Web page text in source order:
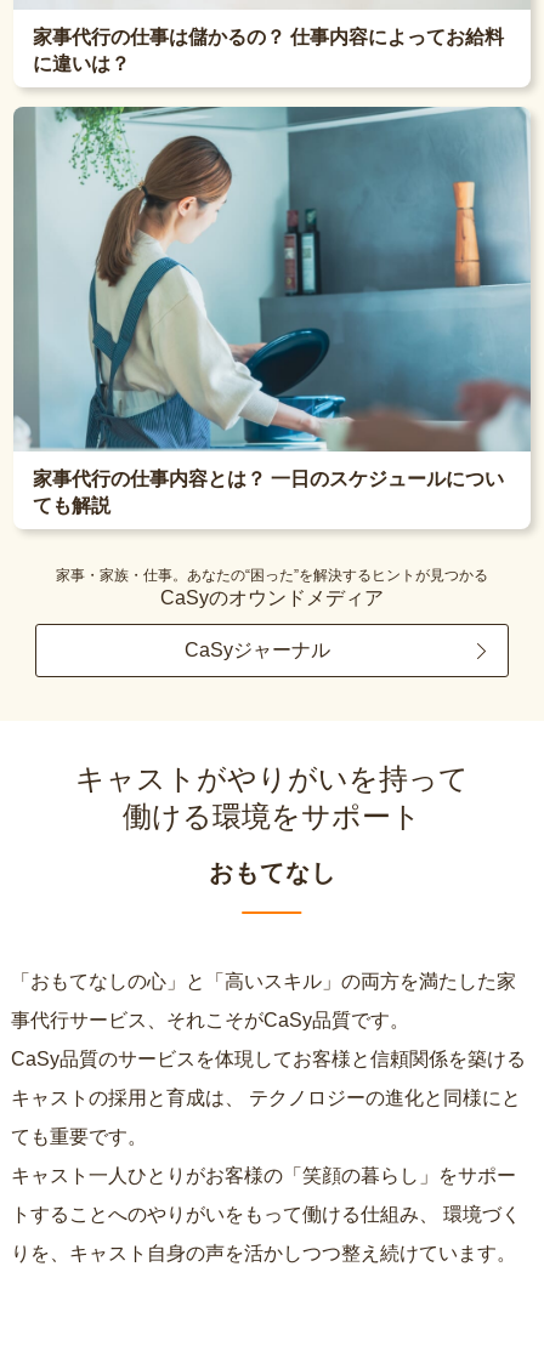
家事代行の仕事は儲かるの？ 仕事内容によってお給料
に違いは？
家事代行の仕事内容とは？ 一日のスケジュールについ
ても解説
家事・家族・仕事。あなたの“困った”を解決するヒントが見つかる
CaSyのオウンドメディア
CaSyジャーナル
キャストがやりがいを持って
働ける環境をサポート
おもてなし
「おもてなしの心」と「高いスキル」の両方を満たした家
事代行サービス、それこそがCaSy品質です。
CaSy品質のサービスを体現してお客様と信頼関係を築ける
キャストの採用と育成は、
ても重要です。
キャスト一人ひとりがお客様の「笑顔の暮らし」をサポー
トすることへのやりがいをもって働ける仕組み、
りを、キャスト自身の声を活かしつつ整え続けています。